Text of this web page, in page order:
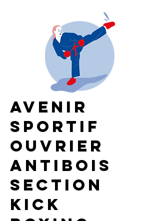
avenir
sportif
ouvrier
antibois
section
kick